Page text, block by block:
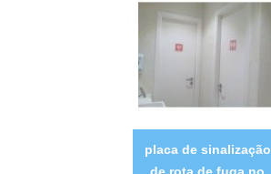
placa de sinalização